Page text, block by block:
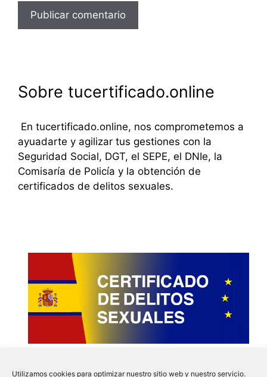
Utilizamos cookies para optimizar nuestro sitio web y nuestro servicio.
Sobre tucertificado.online
En tucertificado.online, nos comprometemos a
ayuadarte y agilizar tus gestiones con la
Seguridad Social, DGT, el SEPE, el DNIe, la
Comisaría de Policía y la obtención de
certificados de delitos sexuales.